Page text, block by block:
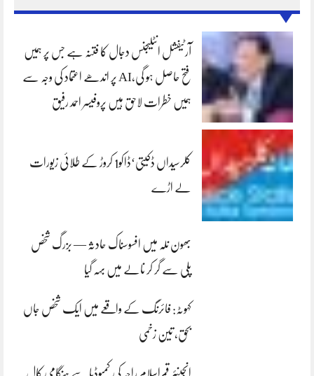
آرٹیفشل انٹلیجنس دجال کا فتنہ ہے جس پر ہمیں
فتح حاصل ہو گی،AI پر اندھے اعتماد کی وجہ سے
ہمیں خطرات لاحق ہیں پروفیسر احمد رفیق
کلرسیداں ڈکیتی‘ڈاکو1 کروڑ کے طلائی زیورات
لے اڑے
بھون نلہ میں افسوسناک حادثہ — بزرگ شخص
پلی سے گر کر نالے میں بہہ گیا
کہوٹہ: فائرنگ کے واقعے میں ایک شخص جاں
بحق، تین زخمی
انجینئر قمراسلام راجہ کی کمبوڈیا سے ہنگامی کال